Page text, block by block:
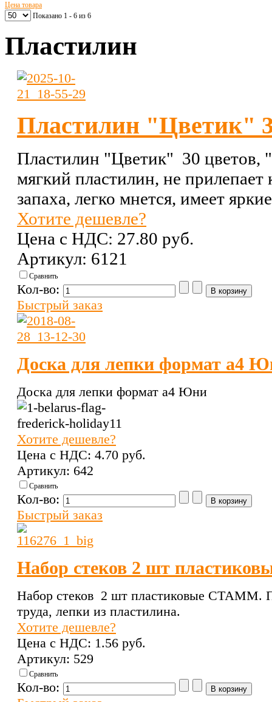
Цена товара
Показано 1 - 6 из 6
Пластилин
Пластилин "Цветик"
Пластилин "Цветик" 30 цветов,
мягкий пластилин, не прилепает
запаха, легко мнется, имеет
Хотите дешевле?
Цена с НДС: 27.80 pуб.
Артикул: 6121
Сравнить
Кол-во:
Быстрый заказ
Доска для лепки формат а4
Доска для лепки формат а4 Юни
Хотите дешевле?
Цена с НДС: 4.70 pуб.
Артикул: 642
Сравнить
Кол-во:
Быстрый заказ
Набор стеков 2 шт
Набор стеков 2 шт пластиковые СТАММ.
труда, лепки из пластилина.
Хотите дешевле?
Цена с НДС: 1.56 pуб.
Артикул: 529
Сравнить
Кол-во: